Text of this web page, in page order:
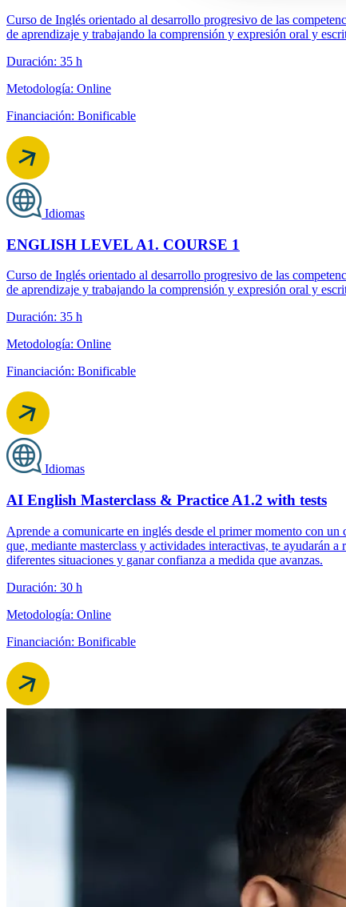
Curso de Inglés orientado al desarrollo progresivo de las
de aprendizaje y trabajando la comprensión y expresión oral y
Duración: 35 h
Metodología: Online
Financiación: Bonificable
Idiomas
ENGLISH LEVEL A1. COURSE 1
Curso de Inglés orientado al desarrollo progresivo de las
de aprendizaje y trabajando la comprensión y expresión oral y
Duración: 35 h
Metodología: Online
Financiación: Bonificable
Idiomas
AI English Masterclass & Practice A1.2 with tests
Aprende a comunicarte en inglés desde el primer momento con
que, mediante masterclass y actividades interactivas, te ayudarán
diferentes situaciones y ganar confianza a medida que avanzas.
Duración: 30 h
Metodología: Online
Financiación: Bonificable